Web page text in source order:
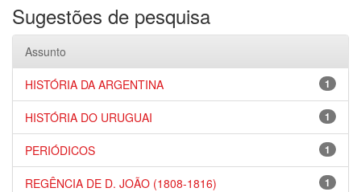
Sugestões de pesquisa
Assunto
1
HISTÓRIA DA ARGENTINA
1
HISTÓRIA DO URUGUAI
1
PERIÓDICOS
1
REGÊNCIA DE D. JOÃO (1808-1816)